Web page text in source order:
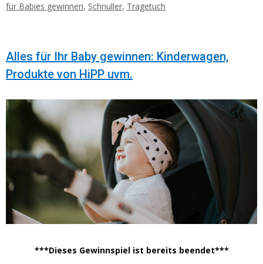
für Babies gewinnen, Schnuller, Tragetuch
Alles für Ihr Baby gewinnen: Kinderwagen,
Produkte von HiPP uvm.
***Dieses Gewinnspiel ist bereits beendet***